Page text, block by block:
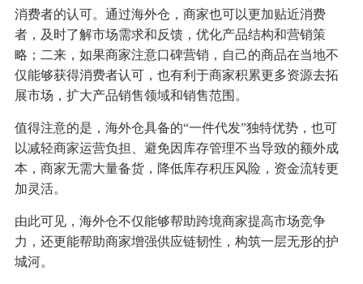
消费者的认可。通过海外仓，商家也可以更加贴近消费
者，及时了解市场需求和反馈，优化产品结构和营销策
略；二来，如果商家注意口碑营销，自己的商品在当地不
仅能够获得消费者认可，也有利于商家积累更多资源去拓
展市场，扩大产品销售领域和销售范围。
值得注意的是，海外仓具备的“一件代发”独特优势，也可
以减轻商家运营负担、避免因库存管理不当导致的额外成
本，商家无需大量备货，降低库存积压风险，资金流转更
加灵活。
由此可见，海外仓不仅能够帮助跨境商家提高市场竞争
力，还更能帮助商家增强供应链韧性，构筑一层无形的护
城河。